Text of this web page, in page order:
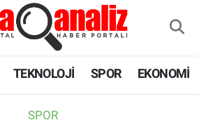
TEKNOLOJİ SPOR EKONOMİ
SPOR